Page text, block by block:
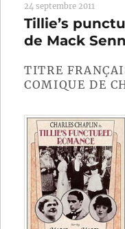
l’article
24 septembre 2011
Tillie’s
de Mack
TITRE
COMIQUE DE